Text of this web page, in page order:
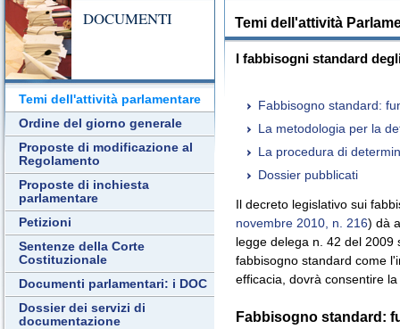
DOCUMENTI
Temi dell'attività parlamentare
Ordine del giorno generale
Proposte di modificazione al
Regolamento
Proposte di inchiesta
parlamentare
Petizioni
Sentenze della Corte
Costituzionale
Documenti parlamentari: i DOC
Dossier dei servizi di
documentazione
Temi dell'attività
I fabbisogni standard
Fabbisogno standard:
La metodologia per la
La procedura di
Dossier pubblicati
Il decreto legislativo sui
novembre 2010, n. 216) dà
legge delega n. 42 del 2009
fabbisogno standard come
efficacia, dovrà consentire
Fabbisogno standard: